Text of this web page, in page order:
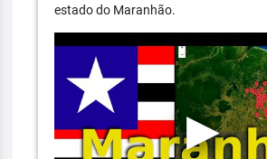
estado do Maranhão.